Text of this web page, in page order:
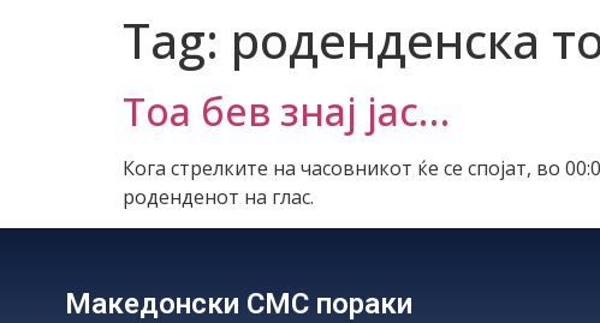
Tag: роденденска
Тоа бев знај јас…
Кога стрелките на часовникот ќе се спојат, во
роденденот на глас.
Македонски СМС пораки